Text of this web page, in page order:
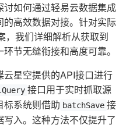
如何通过轻易云数据集成
高效数据对接。针对实际
，我们详细解析从获取到
节无缝衔接和高度可靠。
星空提供的API接口进行
接口用于实时抓取源
标系统则借助 batchSave 接
入。这种方法不仅提升了